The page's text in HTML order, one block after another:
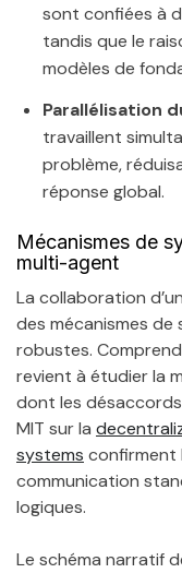
sont confiées à
tandis que le
modèles de
Parallélisation
travaillent
problème,
réponse global.
Mécanismes de
multi-agent
La collaboration
des mécanismes
robustes.
revient à étudier la
dont les
MIT sur la
systems confirment
communication
logiques.
Le schéma narratif